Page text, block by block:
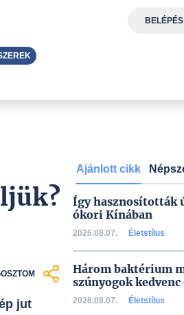
jut
Ajánlott cikk
Így hasznosították
ókori Kínában
2026.08.07. Életstílus
Három baktérium
szúnyogok
2026.08.07. Életstílus
BELÉPÉS